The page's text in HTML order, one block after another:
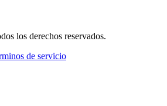
los derechos reservados.
de servicio